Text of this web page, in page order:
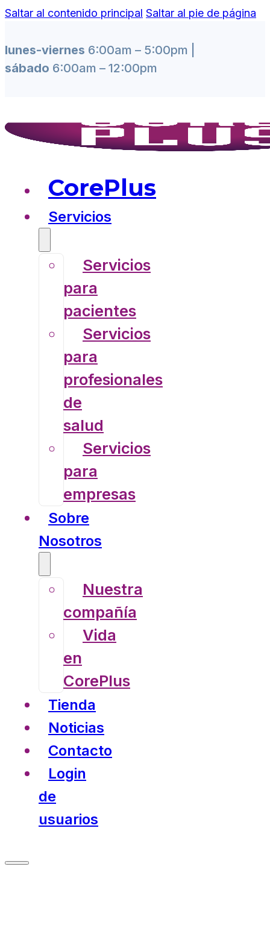
Saltar al contenido principal Saltar al pie de página
lunes-viernes 6:00am – 5:00pm |
sábado 6:00am – 12:00pm
CorePlus
Servicios
Servicios
para
pacientes
Servicios
para
profesionales
de
salud
Servicios
para
empresas
Sobre
Nosotros
Nuestra
compañía
Vida
en
CorePlus
Tienda
Noticias
Contacto
Login
de
usuarios